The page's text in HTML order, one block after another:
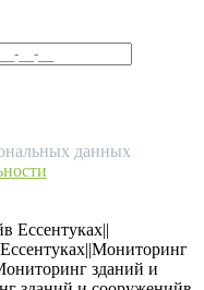
данных